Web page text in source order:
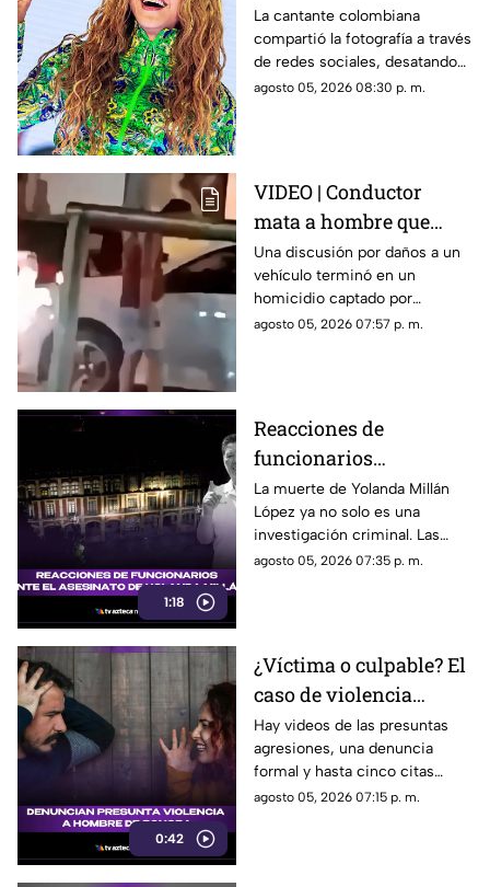
ICÓNICO meme; esta es
la historia de la
fotografía
La cantante colombiana
compartió la fotografía a través
de redes sociales, desatando
cientos de comentarios.
agosto 05, 2026 08:30 p. m.
VIDEO | Conductor
mata a hombre que
rompió su espejo
retrovisor
Una discusión por daños a un
vehículo terminó en un
homicidio captado por
testigos.
agosto 05, 2026 07:57 p. m.
1:18
Reacciones de
funcionarios
Morelenses ante el
asesinato de Yolanda
Millán, ayudante
municipal de
La muerte de Yolanda Millán
López ya no solo es una
investigación criminal. Las
reacciones continúan
fuertes. ¿Qué dijeron las
autoridades y qué sigue en el
caso?
agosto 05, 2026 07:35 p. m.
0:42
¿Víctima o culpable? El
caso de violencia
contra los hombres en
Sonora que está
generando
conversación en redes
Hay videos de las presuntas
agresiones, una denuncia
formal y hasta cinco citas
psicológicas canceladas; aun
agosto 05, 2026 07:15 p. m.